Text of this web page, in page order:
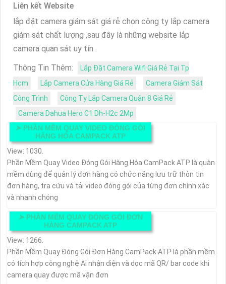
Liên kết Website
lắp đặt camera giám sát giá rẻ chọn công ty lắp camera
giám sát chất lượng ,sau đây là những website lắp
camera quan sát uy tín .
Thông Tin Thêm:
Lắp Đặt Camera Wifi Giá Rẻ Tại Tp
Hcm
Lắp Camera Cửa Hàng Giá Rẻ
Camera Giám Sát
Công Trình
Công Ty Lắp Camera Quận 8 Giá Rẻ
Camera Dahua Hero C1 Dh-H2c 2Mp
➤ PHẦN MỀM QUAY VIDEO ĐÓNG GÓI
HÀNG HÓA CAMPACK ATP
View: 1030.
Phần Mềm Quay Video Đóng Gói Hàng Hóa CamPack ATP là quàn
mềm dùng để quản lý đơn hàng có chức năng lưu trữ thôn tin
đơn hàng, tra cứu và tải video đóng gói của từng đơn chính xác
và nhanh chóng
➤ PHẦN MỀM QUAY ĐÓNG GÓI ĐƠN
HÀNG CAMPACK ATP
View: 1266.
Phần Mềm Quay Đóng Gói Đơn Hàng CamPack ATP là phần mềm
có tích hợp công nghệ Ai nhận diện và dọc mã QR/ bar code khi
camera quay được mã vận đơn